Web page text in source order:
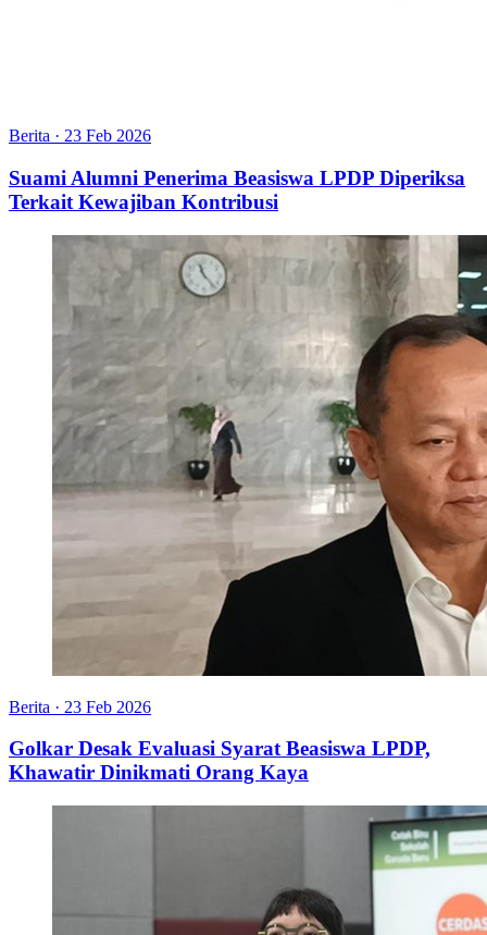
Berita · 23 Feb 2026
Suami Alumni Penerima Beasiswa LPDP Diperiksa
Terkait Kewajiban Kontribusi
Berita · 23 Feb 2026
Golkar Desak Evaluasi Syarat Beasiswa LPDP,
Khawatir Dinikmati Orang Kaya